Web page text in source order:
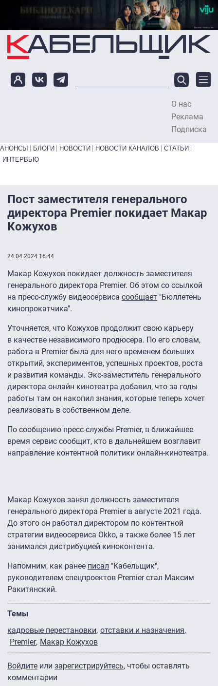
Перейти к основному содержанию
О нас
Реклама
Подписка
Primary links bottom
АНОНСЫ БЛОГИ НОВОСТИ НОВОСТИ КАНАЛОВ
СТАТЬИ
ИНТЕРВЬЮ
Пост заместителя генерального
директора Premier покидает Макар
Кожухов
24.04.2024 16:44
Макар Кожухов покидает должность заместителя
генерального директора Premier. Об этом со ссылкой
на пресс-службу видеосервиса сообщает "Бюллетень
кинопрокатчика".
Уточняется, что Кожухов продолжит свою карьеру
в качестве независимого продюсера. По его словам,
работа в Premier была для него временем больших
открытий, экспериментов, успешных проектов, роста
и развития команды. Экс-заместитель генерального
директора онлайн кинотеатра добавил, что за годы
работы там он накопил знания, которые теперь хочет
реализовать в собственном деле.
По сообщению пресс-службы Premier, в ближайшее
время сервис сообщит, кто в дальнейшем возглавит
направление контентной политики онлайн-кинотеатра.
Макар Кожухов занял должность заместителя
генерального директора Premier в августе 2021 года.
До этого он работал директором по контентной
стратегии видеосервиса Okko, а также более 15 лет
занимался дистрибуцией киноконтента.
Напомним, как ранее писал "Кабельщик",
руководителем спецпроектов Premier стал Максим
Ракитянский.
Темы
кадровые перестановки отставки и назначения
Premier Макар Кожухов
Войдите или зарегистрируйтесь, чтобы оставлять
комментарии